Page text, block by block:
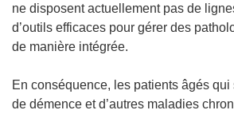
ne disposent actuellement pas de
d’outils efficaces pour gérer des
de manière intégrée.
En conséquence, les patients âgés qui
de démence et d’autres maladies